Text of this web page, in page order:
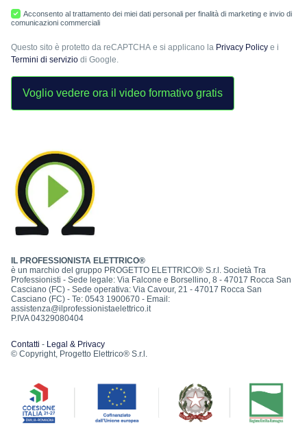
Acconsento al trattamento dei miei dati personali per finalità di marketing e invio di
comunicazioni commerciali
Questo sito è protetto da reCAPTCHA e si applicano la Privacy Policy e i
Termini di servizio di Google.
Voglio vedere ora il video formativo gratis
IL PROFESSIONISTA ELETTRICO®
è un marchio del gruppo PROGETTO ELETTRICO® S.r.l. Società Tra
Professionisti - Sede legale: Via Falcone e Borsellino, 8 - 47017 Rocca San
Casciano (FC) - Sede operativa: Via Cavour, 21 - 47017 Rocca San
Casciano (FC) - Te: 0543 1900670 - Email:
assistenza@ilprofessionistaelettrico.it
P.IVA 04329080404
Contatti - Legal & Privacy
© Copyright, Progetto Elettrico® S.r.l.